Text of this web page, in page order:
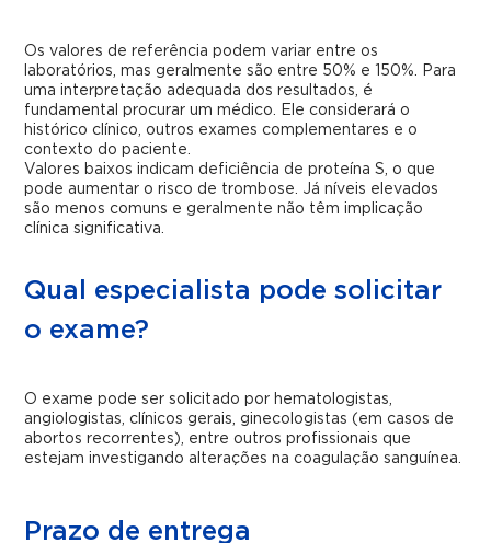
Os valores de referência podem variar entre os
laboratórios, mas geralmente são entre 50% e 150%. Para
uma interpretação adequada dos resultados, é
fundamental procurar um médico. Ele considerará o
histórico clínico, outros exames complementares e o
contexto do paciente.
Valores baixos indicam deficiência de proteína S, o que
pode aumentar o risco de trombose. Já níveis elevados
são menos comuns e geralmente não têm implicação
clínica significativa.
Qual especialista pode solicitar
o exame?
O exame pode ser solicitado por hematologistas,
angiologistas, clínicos gerais, ginecologistas (em casos de
abortos recorrentes), entre outros profissionais que
estejam investigando alterações na coagulação sanguínea.
Prazo de entrega